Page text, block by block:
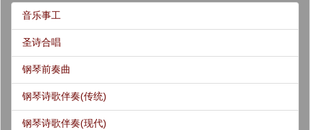
音乐事工
圣诗合唱
钢琴前奏曲
钢琴诗歌伴奏(传统)
钢琴诗歌伴奏(现代)